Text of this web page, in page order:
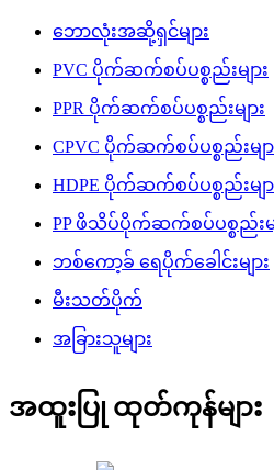
ဘောလုံးအဆို့ရှင်များ
PVC ပိုက်ဆက်စပ်ပစ္စည်းများ
PPR ပိုက်ဆက်စပ်ပစ္စည်းများ
CPVC ပိုက်ဆက်စပ်ပစ္စည်းမျာ
HDPE ပိုက်ဆက်စပ်ပစ္စည်းမျာ
PP ဖိသိပ်ပိုက်ဆက်စပ်ပစ္စည်းမ
ဘစ်ကော့ခ် ရေပိုက်ခေါင်းများ
မီးသတ်ပိုက်
အခြားသူများ
အထူးပြု ထုတ်ကုန်များ